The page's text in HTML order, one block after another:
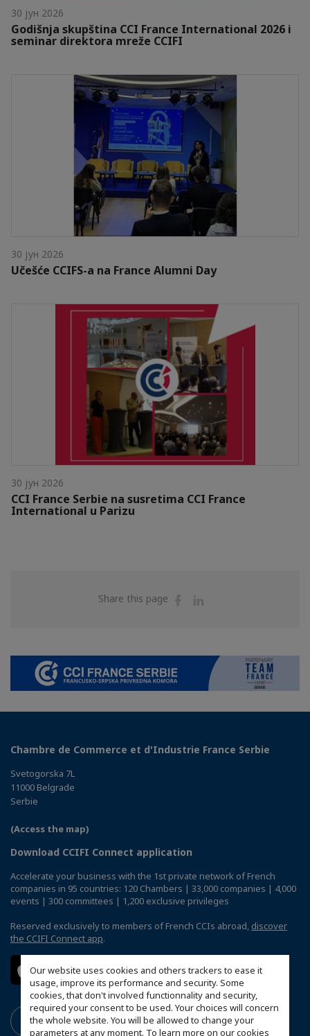
Our website uses cookies and others trackers to ease it
usage, improve its performance and security. Some
cookies, that don't involved functionnality and security,
required your consent to be used. Your choices will concern
the whole website. You will be allowed to change your
parameters at any moment. To learn more on our cookies
30 јун 2026
Godišnja skupština CCI France International 2026 i
seminar direktora mreže CCIFI
30 јун 2026
Učešće CCIFS-a na France Alumni Day
30 јун 2026
CCI France Serbie na susretima CCI France
International u Parizu
Share this page
Share
Chambre de Commerce et d'Industrie France Serbie
Svetogorska 7L
11000 Belgrade
Serbie
(Access the map)
Download CCIFI Connect application
Accelerate your business with the 1st private network of French
companies in 95 countries: 120 Chambers | 33,000 companies | 4,000
events | 300 committees | 1,200 exclusive privileges
Reserved exclusively to members of French CCIs abroad, discover
the CCIFI Connect app.